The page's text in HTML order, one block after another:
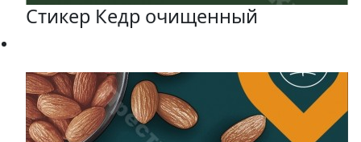
Стикер Кедр очищенный